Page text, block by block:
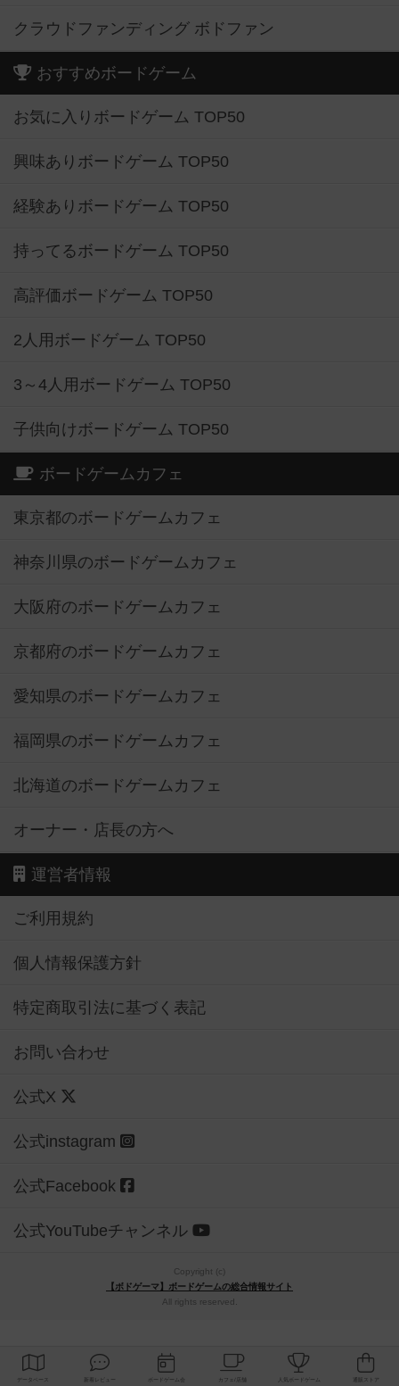
クラウドファンディング ボドファン
おすすめボードゲーム
お気に入りボードゲーム TOP50
興味ありボードゲーム TOP50
経験ありボードゲーム TOP50
持ってるボードゲーム TOP50
高評価ボードゲーム TOP50
2人用ボードゲーム TOP50
3～4人用ボードゲーム TOP50
子供向けボードゲーム TOP50
ボードゲームカフェ
東京都のボードゲームカフェ
神奈川県のボードゲームカフェ
大阪府のボードゲームカフェ
京都府のボードゲームカフェ
愛知県のボードゲームカフェ
福岡県のボードゲームカフェ
北海道のボードゲームカフェ
オーナー・店長の方へ
運営者情報
ご利用規約
個人情報保護方針
特定商取引法に基づく表記
お問い合わせ
公式X
公式instagram
公式Facebook
公式YouTubeチャンネル
Copyright (c)
【ボドゲーマ】ボードゲームの総合情報サイト
All rights reserved.